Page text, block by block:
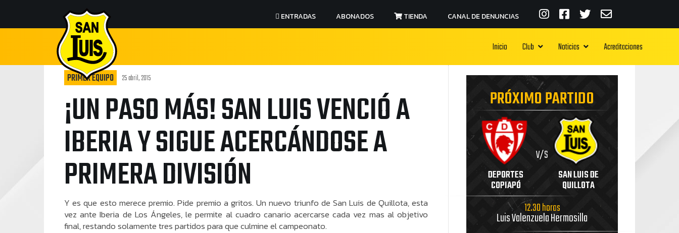
ENTRADAS ABONADOS TIENDA CANAL DE DENUNCIAS
Inicio Club Noticias Acreditaciones
PRIMER EQUIPO 25 abril, 2015
¡UN PASO MÁS! SAN LUIS VENCIÓ A
IBERIA Y SIGUE ACERCÁNDOSE A
PRIMERA DIVISIÓN
Y es que esto merece premio. Pide premio a gritos. Un nuevo triunfo de San Luis de Quillota, esta
vez ante Iberia de Los Ángeles, le permite al cuadro canario acercarse cada vez mas al objetivo
final, restando solamente tres partidos para que culmine el campeonato.
PRÓXIMO PARTIDO
DEPORTES
COPIAPÓ
V/S
SAN LUIS DE
QUILLOTA
12.30 horas
Luis Valenzuela Hermosilla